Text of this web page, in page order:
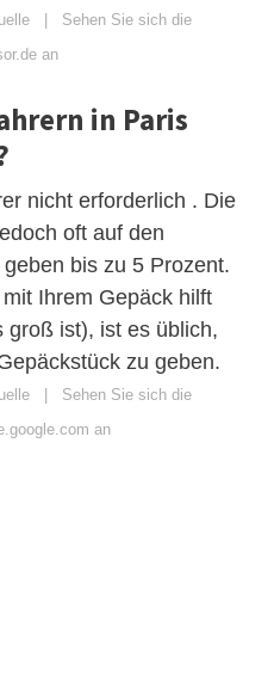
| Sehen Sie sich die
an
in Paris
nicht erforderlich . Die
oft auf den
bis zu 5 Prozent.
Ihrem Gepäck hilft
groß ist), ist es üblich,
zu geben.
| Sehen Sie sich die
an